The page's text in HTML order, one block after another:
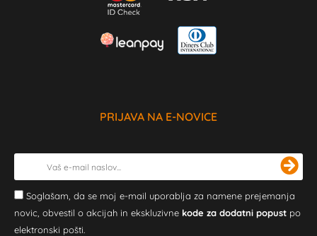
PRIJAVA NA E-NOVICE
Soglašam, da se moj e-mail uporablja za namene prejemanja
novic, obvestil o akcijah in ekskluzivne kode za dodatni popust po
elektronski pošti.